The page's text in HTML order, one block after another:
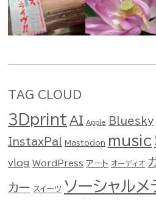
TAG CLOUD
3Dprint AI Apple Bluesky
InstaxPal Mastodon music
vlog WordPress アート オーディオ
カー スイーツ ソーシャルメ